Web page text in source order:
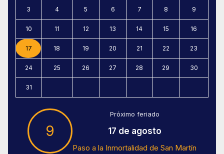
3 4 5 6 7 8 9
10 11 12 13 14 15 16
17 18 19 20 21 22 23
24 25 26 27 28 29 30
31
9
Próximo feriado
17 de agosto
Paso a la Inmortalidad de San Martín